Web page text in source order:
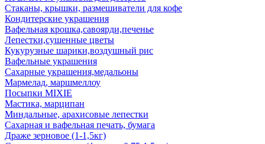
Стаканы, крышки, размешиватели для кофе
Кондитерские украшения
Вафельная крошка,савоярди,печенье
Лепестки,сушенные цветы
Кукурузные шарики,воздушный рис
Вафельные украшения
Сахарные украшения,медальоны
Мармелад, маршмеллоу
Посыпки MIXIE
Мастика, марципан
Миндальные, арахисовые лепестки
Сахарная и вафельная печать, бумага
Драже зерновое (1-1,5кг)